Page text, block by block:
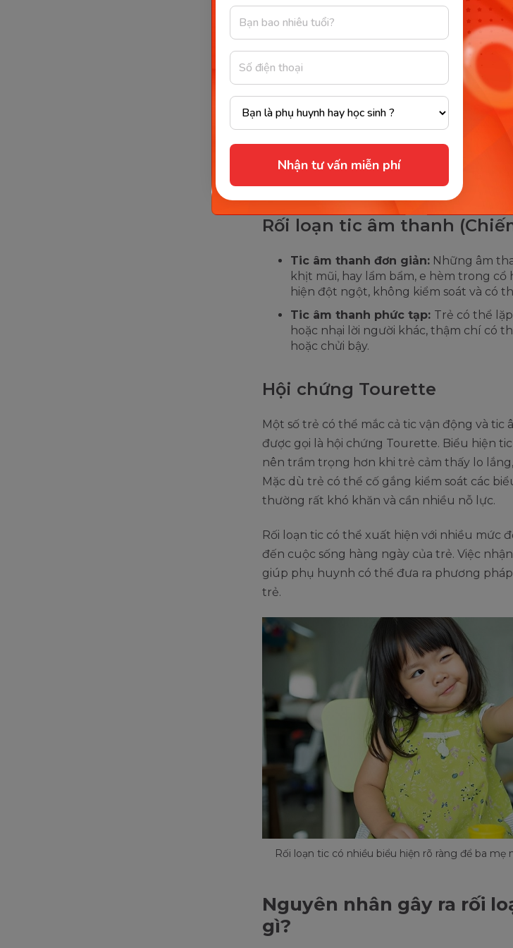
Nhận tư vấn miễn phí
Rối loạn tic vận động
Tic vận động đơn giản:
Các cử động
đến nhóm cơ mặt và cơ cổ, chẳng hạn
mặt, hoặc nhún vai, chun mũi, lắc
nhanh chóng và không thể kiểm soát.
Các biểu
khác nhau và thường được thực hiện
dụ như cắn môi, cắn lưỡi, đá chân liên
lần. Trẻ cũng có thể bắt chước hành
Rối loạn tic âm thanh
Tic âm thanh đơn giản: Những âm
khịt mũi, hay lẩm bẩm, e hèm trong cổ
hiện đột ngột, không kiểm soát và có
Tic âm thanh phức tạp: Trẻ có thể
hoặc nhại lời người khác, thậm chí có
hoặc chửi bậy.
Hội chứng Tourette
Một số trẻ có thể mắc cả tic vận động và
được gọi là hội chứng Tourette. Biểu hiện
nên trầm trọng hơn khi trẻ cảm thấy lo
Mặc dù trẻ có thể cố gắng kiểm soát các
thường rất khó khăn và cần nhiều nỗ lực.
Rối loạn tic có thể xuất hiện với nhiều mức
đến cuộc sống hàng ngày của trẻ. Việc
giúp phụ huynh có thể đưa ra phương
trẻ.
Rối loạn tic có nhiều biểu hiện rõ ràng để ba
Nguyên nhân gây ra rối
gì?